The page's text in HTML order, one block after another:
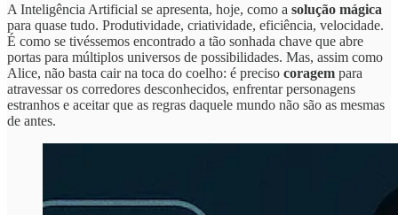
A Inteligência Artificial se apresenta, hoje, como a solução mágica
para quase tudo. Produtividade, criatividade, eficiência, velocidade.
É como se tivéssemos encontrado a tão sonhada chave que abre
portas para múltiplos universos de possibilidades. Mas, assim como
Alice, não basta cair na toca do coelho: é preciso coragem para
atravessar os corredores desconhecidos, enfrentar personagens
estranhos e aceitar que as regras daquele mundo não são as mesmas
de antes.